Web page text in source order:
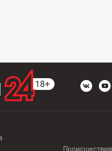
Происшествия